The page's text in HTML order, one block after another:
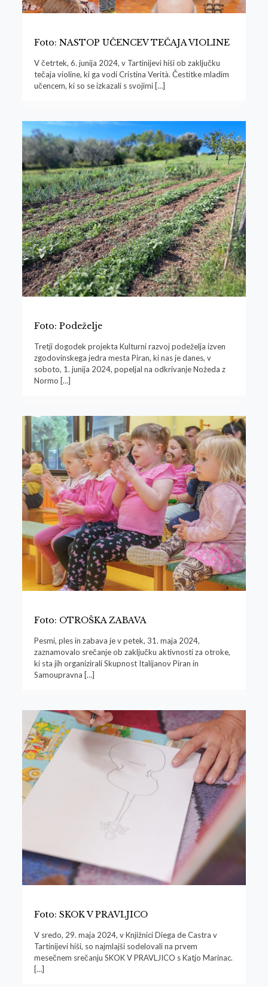
Foto: NASTOP UČENCEV TEČAJA VIOLINE
V četrtek, 6. junija 2024, v Tartinijevi hiši ob zaključku
tečaja violine, ki ga vodi Cristina Verità. Čestitke mladim
učencem, ki so se izkazali s svojimi[…]
Foto: Podeželje
Tretji dogodek projekta Kulturni razvoj podeželja izven
zgodovinskega jedra mesta Piran, ki nas je danes, v
soboto, 1. junija 2024, popeljal na odkrivanje Nožeda z
Normo […]
Foto: OTROŠKA ZABAVA
Pesmi, ples in zabava je v petek, 31. maja 2024,
zaznamovalo srečanje ob zaključku aktivnosti za otroke,
ki sta jih organizirali Skupnost Italijanov Piran in
Samoupravna […]
Foto: SKOK V PRAVLJICO
V sredo, 29. maja 2024, v Knjižnici Diega de Castra v
Tartinijevi hiši, so najmlajši sodelovali na prvem
mesečnem srečanju SKOK V PRAVLJICO s Katjo Marinac.
[…]